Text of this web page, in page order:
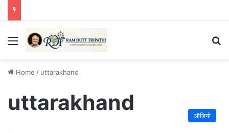
Menu
Home / uttarakhand
uttarakhand
ऑडियो